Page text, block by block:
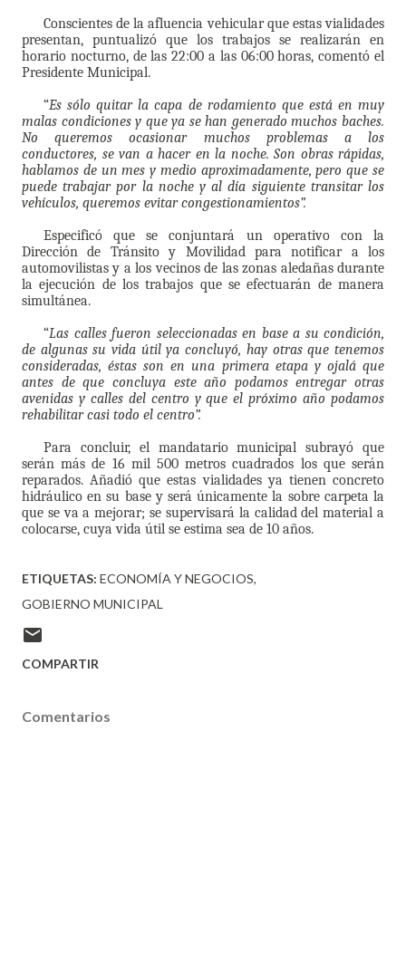
Conscientes de la afluencia vehicular que estas vialidades
presentan, puntualizó que los trabajos se realizarán en
horario nocturno, de las 22:00 a las 06:00 horas, comentó el
Presidente Municipal.
“Es sólo quitar la capa de rodamiento que está en muy
malas condiciones y que ya se han generado muchos baches.
No queremos ocasionar muchos problemas a los
conductores, se van a hacer en la noche. Son obras rápidas,
hablamos de un mes y medio aproximadamente, pero que se
puede trabajar por la noche y al día siguiente transitar los
vehículos, queremos evitar congestionamientos”.
Especificó que se conjuntará un operativo con la
Dirección de Tránsito y Movilidad para notificar a los
automovilistas y a los vecinos de las zonas aledañas durante
la ejecución de los trabajos que se efectuarán de manera
simultánea.
“Las calles fueron seleccionadas en base a su condición,
de algunas su vida útil ya concluyó, hay otras que tenemos
consideradas, éstas son en una primera etapa y ojalá que
antes de que concluya este año podamos entregar otras
avenidas y calles del centro y que el próximo año podamos
rehabilitar casi todo el centro”.
Para concluir, el mandatario municipal subrayó que
serán más de 16 mil 500 metros cuadrados los que serán
reparados. Añadió que estas vialidades ya tienen concreto
hidráulico en su base y será únicamente la sobre carpeta la
que se va a mejorar; se supervisará la calidad del material a
colocarse, cuya vida útil se estima sea de 10 años.
ETIQUETAS: ECONOMÍA Y NEGOCIOS
GOBIERNO MUNICIPAL
COMPARTIR
Comentarios